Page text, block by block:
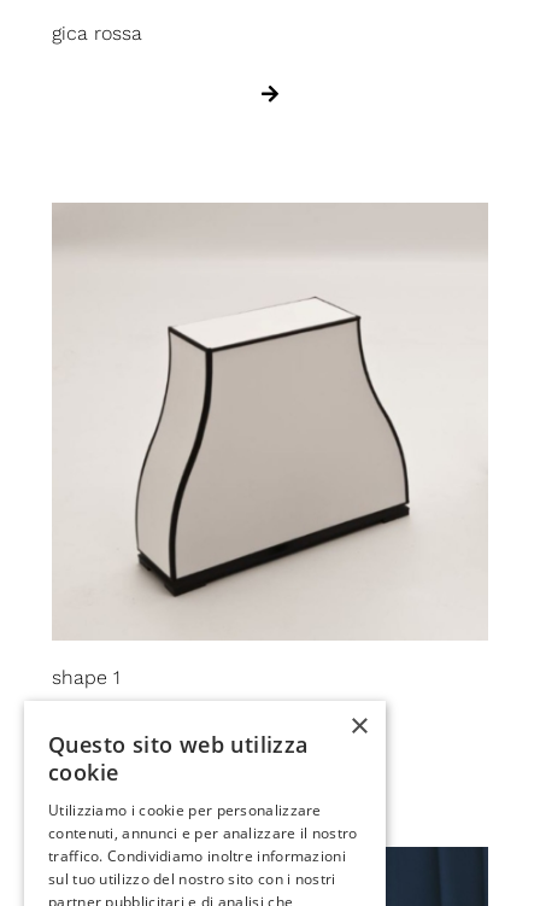
gica rossa
shape 1
×
Questo sito web utilizza
cookie
Utilizziamo i cookie per personalizzare
contenuti, annunci e per analizzare il nostro
traffico. Condividiamo inoltre informazioni
sul tuo utilizzo del nostro sito con i nostri
partner pubblicitari e di analisi che